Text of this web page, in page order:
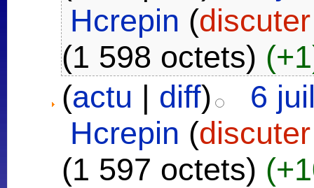
Hcrepin (discuter
(1 598 octets)
(actu | diff)
6
Hcrepin (discuter
(1 597 octets)